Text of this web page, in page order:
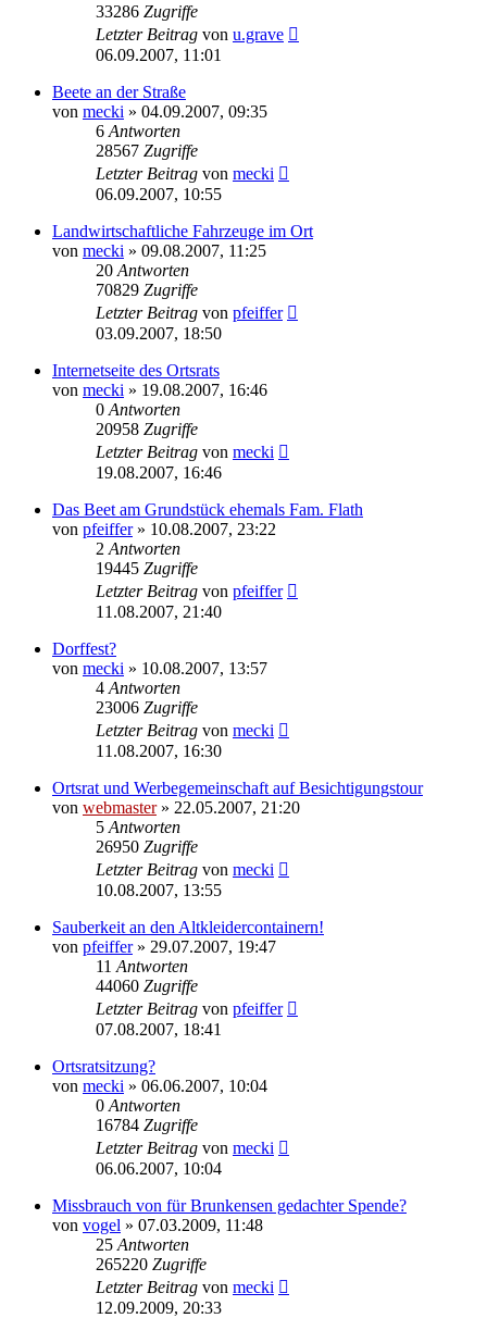
33286 Zugriffe
Letzter Beitrag von u.grave
06.09.2007, 11:01
Beete an der Straße
von mecki » 04.09.2007, 09:35
6 Antworten
28567 Zugriffe
Letzter Beitrag von mecki
06.09.2007, 10:55
Landwirtschaftliche Fahrzeuge im Ort
von mecki » 09.08.2007, 11:25
20 Antworten
70829 Zugriffe
Letzter Beitrag von pfeiffer
03.09.2007, 18:50
Internetseite des Ortsrats
von mecki » 19.08.2007, 16:46
0 Antworten
20958 Zugriffe
Letzter Beitrag von mecki
19.08.2007, 16:46
Das Beet am Grundstück ehemals Fam. Flath
von pfeiffer» 10.08.2007, 23:22
2 Antworten
19445 Zugriffe
Letzter Beitrag von pfeiffer
11.08.2007, 21:40
Dorffest?
von mecki » 10.08.2007, 13:57
4 Antworten
23006 Zugriffe
Letzter Beitrag von mecki
11.08.2007, 16:30
Ortsrat und Werbegemeinschaft auf Besichtigungstour
von webmaster» 22.05.2007, 21:20
5 Antworten
26950 Zugriffe
Letzter Beitrag von mecki
10.08.2007, 13:55
Sauberkeit an den Altkleidercontainern!
von pfeiffer» 29.07.2007, 19:47
11 Antworten
44060 Zugriffe
Letzter Beitrag von pfeiffer
07.08.2007, 18:41
Ortsratsitzung?
von mecki » 06.06.2007, 10:04
0 Antworten
16784 Zugriffe
Letzter Beitrag von mecki
06.06.2007, 10:04
Missbrauch von für Brunkensen gedachter Spende?
von vogel » 07.03.2009, 11:48
25 Antworten
265220 Zugriffe
Letzter Beitrag von mecki
12.09.2009, 20:33